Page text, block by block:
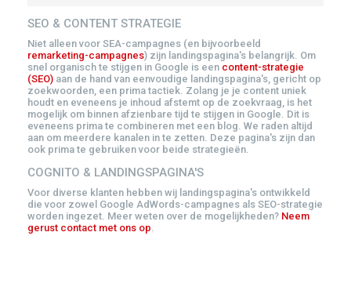
SEO & CONTENT STRATEGIE
Niet alleen voor SEA-campagnes (en bijvoorbeeld
remarketing-campagnes) zijn landingspagina's belangrijk. Om
snel organisch te stijgen in Google is een content-strategie
(SEO) aan de hand van eenvoudige landingspagina's, gericht op
zoekwoorden, een prima tactiek. Zolang je je content uniek
houdt en eveneens je inhoud afstemt op de zoekvraag, is het
mogelijk om binnen afzienbare tijd te stijgen in Google. Dit is
eveneens prima te combineren met een blog. We raden altijd
aan om meerdere kanalen in te zetten. Deze pagina's zijn dan
ook prima te gebruiken voor beide strategieën.
COGNITO & LANDINGSPAGINA'S
Voor diverse klanten hebben wij landingspagina's ontwikkeld
die voor zowel Google AdWords-campagnes als SEO-strategie
worden ingezet. Meer weten over de mogelijkheden? Neem
gerust contact met ons op